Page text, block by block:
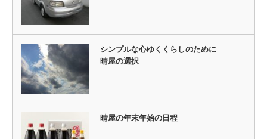
シンプルな心ゆくくらしのために
晴屋の選択
晴屋の年末年始の日程